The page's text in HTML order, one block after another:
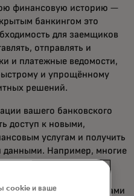
финансовую историю —
банкингом это
для заемщиков
отправлять и
и платежные ведомости,
и упрощённому
решений.
вашего банковского
доступ к новыми,
услугам и получить
данными. Например, многие
или брокерских
агрегировать
в одну выбранную вами
cookie и ваше